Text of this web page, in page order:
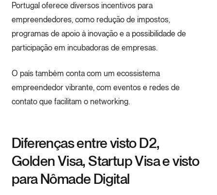
Portugal oferece diversos incentivos para
empreendedores, como redução de impostos,
programas de apoio à inovação e a possibilidade de
participação em incubadoras de empresas.
O país também conta com um ecossistema
empreendedor vibrante, com eventos e redes de
contato que facilitam o networking.
Diferenças entre visto D2,
Golden Visa, Startup Visa e visto
para Nômade Digital